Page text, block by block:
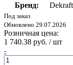
Бренд:
Dekraft
Под заказ
Обновлено 29.07.2026
Розничная цена:
1 740.38 руб. / шт
-